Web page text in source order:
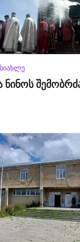
სიახლე
ნინოს